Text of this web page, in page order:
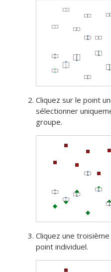
Cliquez sur le point
sélectionner
groupe.
Cliquez une
point individuel.